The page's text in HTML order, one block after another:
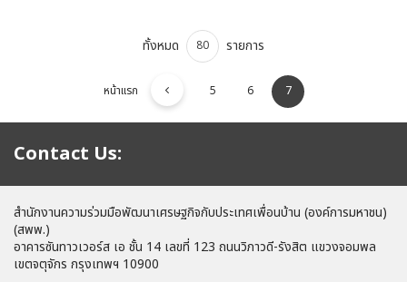
ทั้งหมด 80 รายการ
หน้าแรก 5 6 7
Contact Us:
สำนักงานความร่วมมือพัฒนาเศรษฐกิจกับประเทศเพื่อนบ้าน (องค์การมหาชน)
(สพพ.)
อาคารซันทาวเวอร์ส เอ ชั้น 14 เลขที่ 123 ถนนวิภาวดี-รังสิต แขวงจอมพล
เขตจตุจักร กรุงเทพฯ 10900